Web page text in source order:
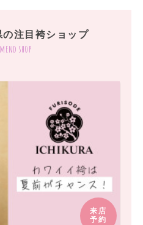
の注目袴ショップ
shop
来店
予約